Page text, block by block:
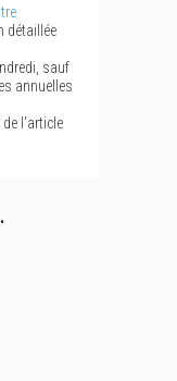
détaillée
sauf
annuelles
l'article